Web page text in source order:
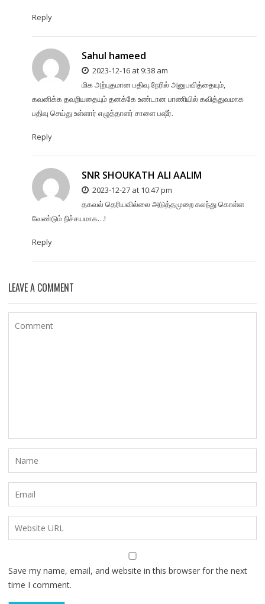
Reply
Sahul hameed
2023-12-16 at 9:38 am
மிக அற்புதமான பதிவு.நேரில் அனுபவித்தையும்,
கவனிக்க தவறியதையும் தனக்கே உண்டான பாணியில் கவித்துவமாக
பதிவு செய்து உள்ளார் எழுத்தாளர் சாளை பஷீர்.
Reply
SNR SHOUKATH ALI AALIM
2023-12-27 at 10:47 pm
தகவல் தெரியவில்லை அடுத்தமுறை கலந்து கொள்ள
வேண்டும் நிச்சயமாக…!
Reply
LEAVE A COMMENT
Save my name, email, and website in this browser for the next
time I comment.